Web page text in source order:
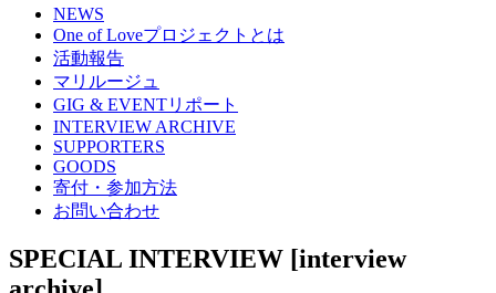
NEWS
One of Loveプロジェクトとは
活動報告
マリルージュ
GIG & EVENTリポート
INTERVIEW ARCHIVE
SUPPORTERS
GOODS
寄付・参加方法
お問い合わせ
SPECIAL INTERVIEW [interview